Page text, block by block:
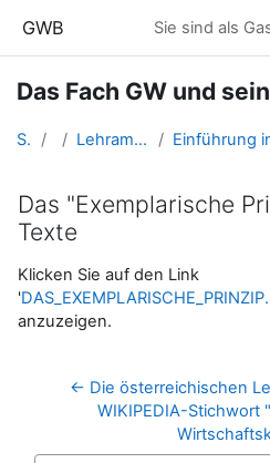
GWB Sie sind als
Das Fach GW und
Startseite Kurse Lehramtsausbildung GW im Cluster Österreich Mitte
Das "Exemplarische
Texte
Abschlussbedingungen
Klicken Sie auf den Link
'
anzuzeigen.
← Die österreichischen
WIKIPEDIA-Stichwort